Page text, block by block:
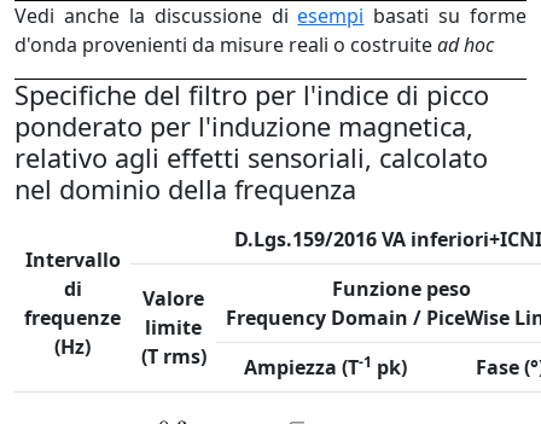
Vedi anche la discussione diesempi basati su forme
d'onda provenienti da misure reali o costruitead hoc
Specifiche del filtro per l'indice di picco
ponderato per l'induzione magnetica,
relativo agli effetti sensoriali, calcolato
nel dominio della frequenza
Intervallo
di
frequenze
(Hz)
D.Lgs.159/2016 VA
Valore
limite
(T rms)
Funzione peso
Frequency Domain / PiceWise
Ampiezza (T-1 pk) Fase